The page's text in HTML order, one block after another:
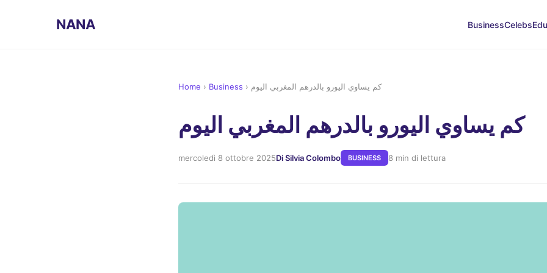
NANA BusinessCelebs
Home › Business › كم يساوي اليورو بالدرهم المغربي اليوم
كم يساوي اليورو بالدرهم المغربي اليوم
mercoledì 8 ottobre 2025Di Silvia Colombo BUSINESS 8 min di lettura